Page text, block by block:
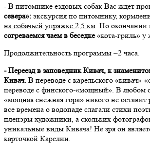
- В питомнике ездовых собак Вас ждет
севера»: экскурсия по питомнику,
на собачьей упряжке 2,5 км. По
согреваемся чаем в беседке«кота-гриль» у
Продолжительность программы ~2 часа.
- Переезд в заповедник Кивач, к
Кивач. В переводе с карельского «кивач»-
переводе с финского-«мощный». В любом
«мощная снежная гора» никого не
все времена о водопаде слагали стихи
пленэры художники, а скольких
уникальные виды Кивача! Не зря он
карточкой Карелии.